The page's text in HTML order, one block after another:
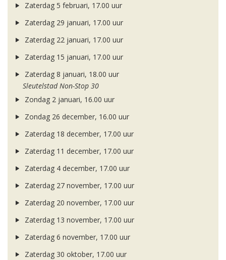
Zaterdag 5 februari, 17.00 uur
Zaterdag 29 januari, 17.00 uur
Zaterdag 22 januari, 17.00 uur
Zaterdag 15 januari, 17.00 uur
Zaterdag 8 januari, 18.00 uur
Sleutelstad Non-Stop 30
Zondag 2 januari, 16.00 uur
Zondag 26 december, 16.00 uur
Zaterdag 18 december, 17.00 uur
Zaterdag 11 december, 17.00 uur
Zaterdag 4 december, 17.00 uur
Zaterdag 27 november, 17.00 uur
Zaterdag 20 november, 17.00 uur
Zaterdag 13 november, 17.00 uur
Zaterdag 6 november, 17.00 uur
Zaterdag 30 oktober, 17.00 uur